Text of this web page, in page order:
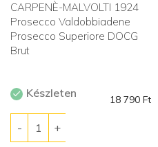
CARPENÈ-MALVOLTI 1924
Prosecco Valdobbiadene
Prosecco Superiore DOCG
Brut
Készleten 18 790 Ft